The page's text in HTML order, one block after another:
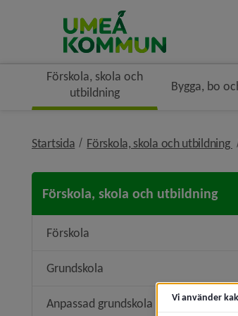
Förskola, skola och
utbildning
Bygga, bo
Startsida Förskola, skola och utbildning
Förskola, skola och utbildning
Förskola
Grundskola
Anpassad grundskola Vi använder